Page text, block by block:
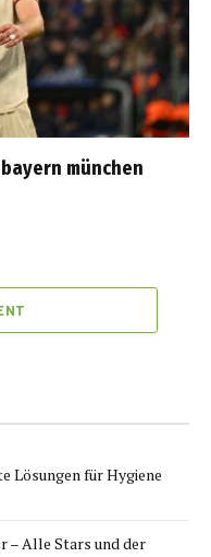
münchen
Lösungen für Hygiene
– Alle Stars und der